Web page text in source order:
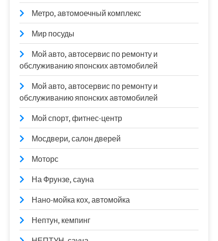
Метро, автомоечный комплекс
Мир посуды
Мой авто, автосервис по ремонту и
обслуживанию японских автомобилей
Мой авто, автосервис по ремонту и
обслуживанию японских автомобилей
Мой спорт, фитнес-центр
Мосдвери, салон дверей
Моторс
На Фрунзе, сауна
Нано-мойка кох, автомойка
Нептун, кемпинг